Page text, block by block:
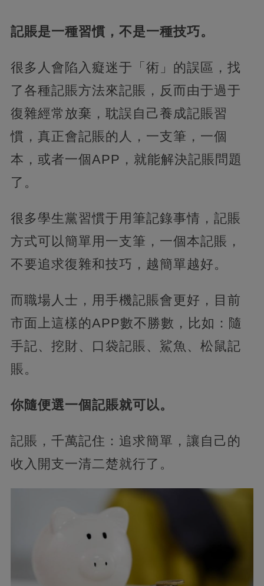
記賬是一種習慣，不是一種技巧。
很多人會陷入癡迷于「術」的誤區，找
了各種記賬方法來記賬，反而由于過于
復雜經常放棄，耽誤自己養成記賬習
慣，真正會記賬的人，一支筆，一個
本，或者一個APP，就能解決記賬問題
了。
很多學生黨習慣于用筆記錄事情，記賬
方式可以簡單用一支筆，一個本記賬，
不要追求復雜和技巧，越簡單越好。
而職場人士，用手機記賬會更好，目前
市面上這樣的APP數不勝數，比如：隨
手記、挖財、口袋記賬、鯊魚、松鼠記
賬。
你隨便選一個記賬就可以。
記賬，千萬記住：追求簡單，讓自己的
收入開支一清二楚就行了。